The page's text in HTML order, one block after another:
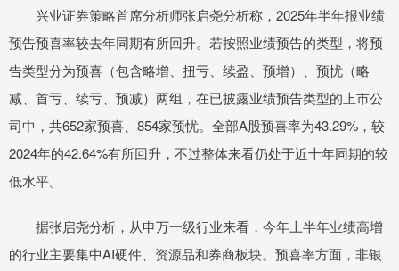
兴业证券策略首席分析师张启尧分析称，2025年半年报业绩
预告预喜率较去年同期有所回升。若按照业绩预告的类型，将预
告类型分为预喜（包含略增、扭亏、续盈、预增）、预忧（略
减、首亏、续亏、预减）两组，在已披露业绩预告类型的上市公
司中，共652家预喜、854家预忧。全部A股预喜率为43.29%，较
2024年的42.64%有所回升，不过整体来看仍处于近十年同期的较
低水平。
据张启尧分析，从申万一级行业来看，今年上半年业绩高增
的行业主要集中AI硬件、资源品和券商板块。预喜率方面，非银